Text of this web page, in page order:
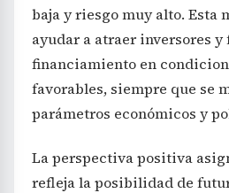
baja y riesgo muy alto. Esta
ayudar a atraer inversores
financiamiento en
favorables, siempre que se
parámetros económicos y
La perspectiva positiva
refleja la posibilidad de